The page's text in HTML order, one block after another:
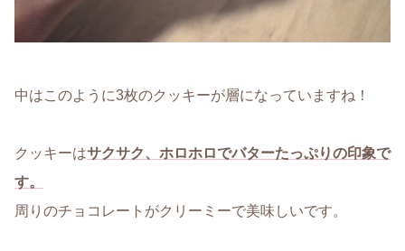
中はこのように3枚のクッキーが層になっていますね！
クッキーはサクサク、ホロホロでバターたっぷりの印象で
す。
周りのチョコレートがクリーミーで美味しいです。